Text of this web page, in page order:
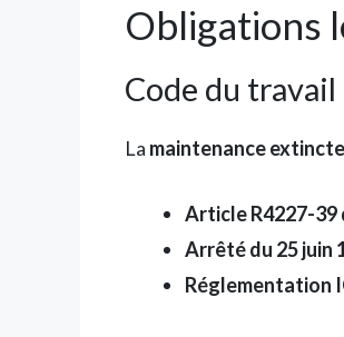
Obligations
Code du
La maintenance
Article R4227-39
Arrêté du 25 juin
Réglementation